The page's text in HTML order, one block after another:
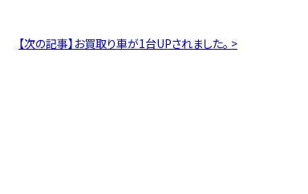
【次の記事】お買取り車が1台UPされました。 >